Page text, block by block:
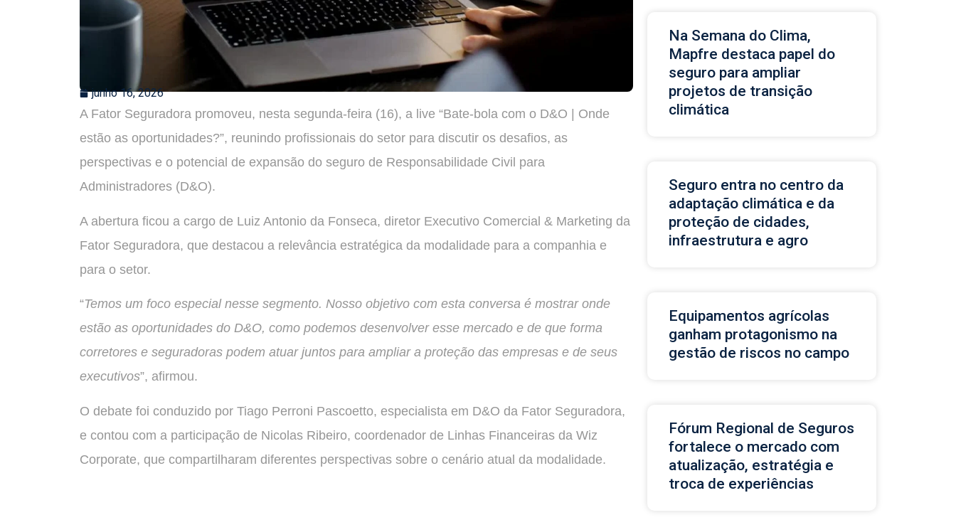
junho 16, 2026
A Fator Seguradora promoveu, nesta segunda-feira (16), a live “Bate-bola com o D&O | Onde
estão as oportunidades?”, reunindo profissionais do setor para discutir os desafios, as
perspectivas e o potencial de expansão do seguro de Responsabilidade Civil para
Administradores (D&O).
A abertura ficou a cargo de Luiz Antonio da Fonseca, diretor Executivo Comercial & Marketing da
Fator Seguradora, que destacou a relevância estratégica da modalidade para a companhia e
para o setor.
“Temos um foco especial nesse segmento. Nosso objetivo com esta conversa é mostrar onde
estão as oportunidades do D&O, como podemos desenvolver esse mercado e de que forma
corretores e seguradoras podem atuar juntos para ampliar a proteção das empresas e de seus
executivos”, afirmou.
O debate foi conduzido por Tiago Perroni Pascoetto, especialista em D&O da Fator Seguradora,
e contou com a participação de Nicolas Ribeiro, coordenador de Linhas Financeiras da Wiz
Corporate, que compartilharam diferentes perspectivas sobre o cenário atual da modalidade.
Na Semana do Clima,
Mapfre destaca papel do
seguro para ampliar
projetos de transição
climática
Seguro entra no centro da
adaptação climática e da
proteção de cidades,
infraestrutura e agro
Equipamentos agrícolas
ganham protagonismo na
gestão de riscos no campo
Fórum Regional de Seguros
fortalece o mercado com
atualização, estratégia e
troca de experiências